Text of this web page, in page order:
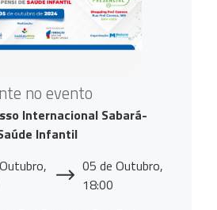
no evento
Internacional Sabará-
Infantil
05 de Outubro,
18:00